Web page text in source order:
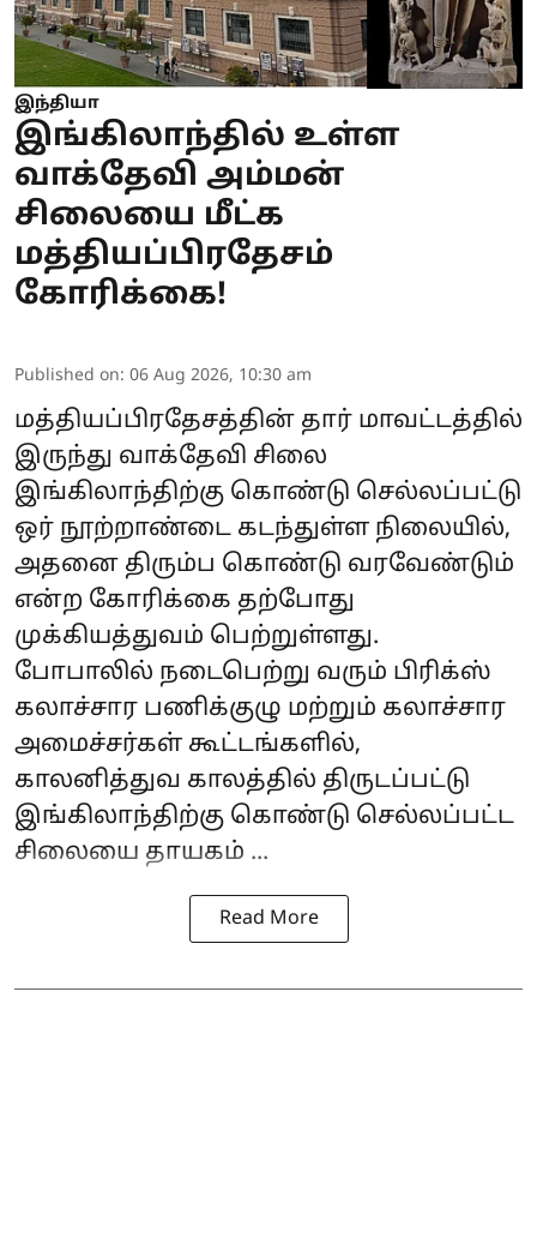
இந்தியா
இங்கிலாந்தில் உள்ள
வாக்தேவி அம்மன்
சிலையை மீட்க
மத்தியப்பிரதேசம்
கோரிக்கை!
Published on: 06 Aug 2026, 10:30 am
மத்தியப்பிரதேசத்தின் தார் மாவட்டத்தில்
இருந்து வாக்தேவி சிலை
இங்கிலாந்திற்கு கொண்டு செல்லப்பட்டு
ஒர் நூற்றாண்டை கடந்துள்ள நிலையில்,
அதனை திரும்ப கொண்டு வரவேண்டும்
என்ற கோரிக்கை தற்போது
முக்கியத்துவம் பெற்றுள்ளது.
போபாலில் நடைபெற்று வரும் பிரிக்ஸ்
கலாச்சார பணிக்குழு மற்றும் கலாச்சார
அமைச்சர்கள் கூட்டங்களில்,
காலனித்துவ காலத்தில் திருடப்பட்டு
இங்கிலாந்திற்கு கொண்டு செல்லப்பட்ட
சிலையை தாயகம் ...
Read More